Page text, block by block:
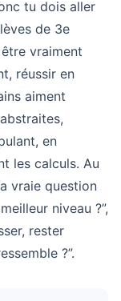
tu dois aller
de 3e
vraiment
réussir en
aiment
en
les calculs. Au
vraie question
niveau ?”,
rester
?”.